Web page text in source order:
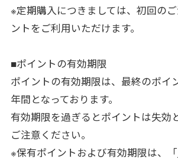
※定期購入につきましては、初回の
ントをご利用いただけます。
■ポイントの有効期限
ポイントの有効期限は、最終のポイ
年間となっております。
有効期限を過ぎるとポイントは失効
ご注意ください。
※保有ポイントおよび有効期限は、「